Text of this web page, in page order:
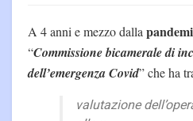
A 4 anni e mezzo dalla
“Commissione bicamerale di
dell’emergenza Covid” che ha
valutazione